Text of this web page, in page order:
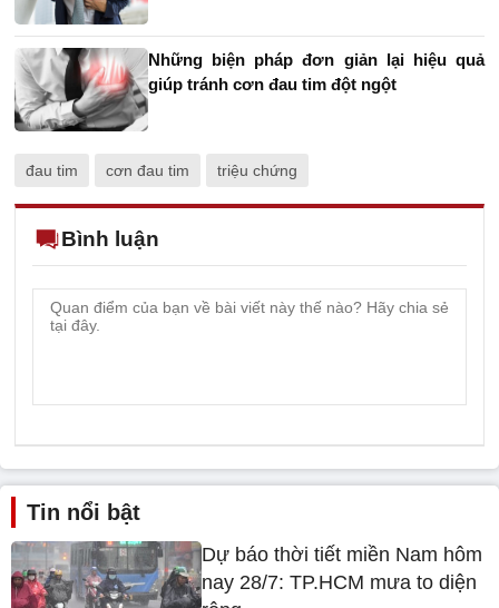
Những biện pháp đơn giản lại hiệu quả
giúp tránh cơn đau tim đột ngột
đau tim cơn đau tim triệu chứng
Bình luận
Tin nổi bật
Dự báo thời tiết miền Nam hôm
nay 28/7: TP.HCM mưa to diện